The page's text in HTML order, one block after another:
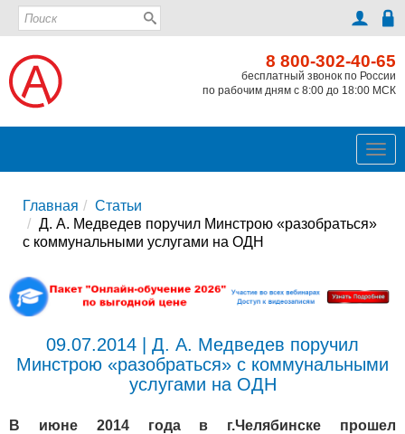
8 800-302-40-65
бесплатный звонок по России
по рабочим дням с 8:00 до 18:00 МСК
Главная
Статьи
Д. А. Медведев поручил Минстрою «разобраться»
с коммунальными услугами на ОДН
09.07.2014 | Д. А. Медведев поручил
Минстрою «разобраться» с коммунальными
услугами на ОДН
В июне 2014 года в г.Челябинске прошел